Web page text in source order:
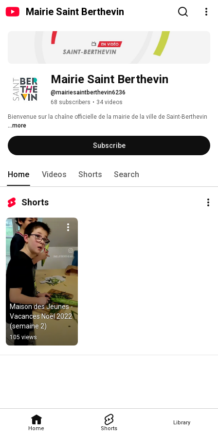
Mairie Saint Berthevin
Home Shorts
Library
Mairie Saint Berthevin
@mairiesaintberthevin6236
68 subscribers • 34 videos
Bienvenue sur la chaîne officielle de la mairie de la ville de Saint-Berthevin
...more
Subscribe
Home Videos Shorts Search
Shorts
Maison des Jeunes -
Vacances Noël 2022
(semaine 2)
105 views